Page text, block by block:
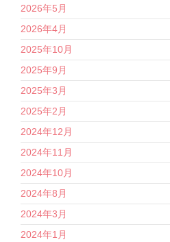
2026年5月
2026年4月
2025年10月
2025年9月
2025年3月
2025年2月
2024年12月
2024年11月
2024年10月
2024年8月
2024年3月
2024年1月